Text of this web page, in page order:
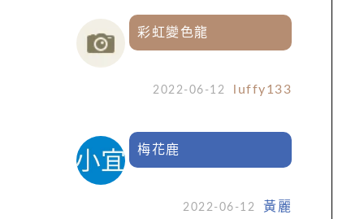
彩虹變色龍
2022-06-12 luffy133
梅花鹿
2022-06-12 黃麗